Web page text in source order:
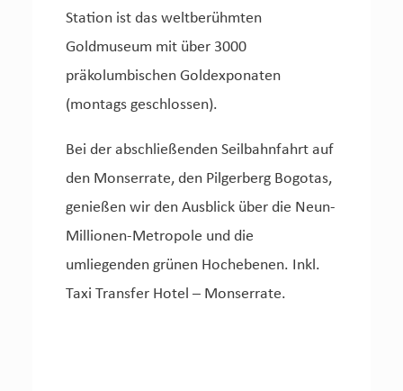
Station ist das weltberühmten
Goldmuseum mit über 3000
präkolumbischen Goldexponaten
(montags geschlossen).
Bei der abschließenden Seilbahnfahrt auf
den Monserrate, den Pilgerberg Bogotas,
genießen wir den Ausblick über die Neun-
Millionen-Metropole und die
umliegenden grünen Hochebenen. Inkl.
Taxi Transfer Hotel – Monserrate.